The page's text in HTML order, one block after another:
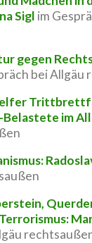
Sigl im
gegen
bei Allgäu
Belastete im